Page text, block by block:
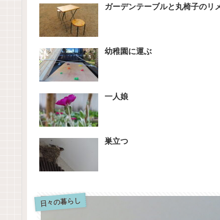
ガーデンテーブルと丸椅子のリ
幼稚園に運ぶ
一人娘
巣立つ
日々の暮らし